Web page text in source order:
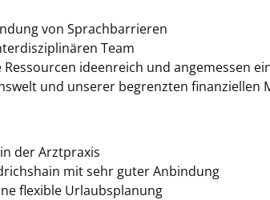
von Sprachbarrieren
Team
Ressourcen ideenreich und angemessen
und unserer begrenzten finanziellen
der Arztpraxis
mit sehr guter Anbindung
flexible Urlaubsplanung